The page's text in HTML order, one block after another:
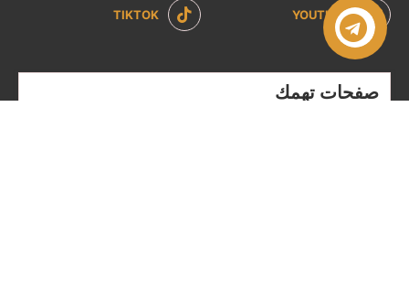
YOUTUBE
TIKTOK
صفحات تهمك